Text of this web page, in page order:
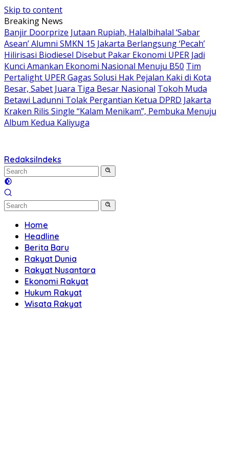
Skip to content
Breaking News
Banjir Doorprize Jutaan Rupiah, Halalbihalal ‘Sabar
Asean’ Alumni SMKN 15 Jakarta Berlangsung ‘Pecah’
Hilirisasi Biodiesel Disebut Pakar Ekonomi UPER Jadi
Kunci Amankan Ekonomi Nasional Menuju B50 Tim
Pertalight UPER Gagas Solusi Hak Pejalan Kaki di Kota
Besar, Sabet Juara Tiga Besar Nasional Tokoh Muda
Betawi Ladunni Tolak Pergantian Ketua DPRD Jakarta
Kraken Rilis Single “Kalam Menikam”, Pembuka Menuju
Album Kedua Kaliyuga
RedaksiIndeks
Home
Headline
Berita Baru
Rakyat Dunia
Rakyat Nusantara
Ekonomi Rakyat
Hukum Rakyat
Wisata Rakyat